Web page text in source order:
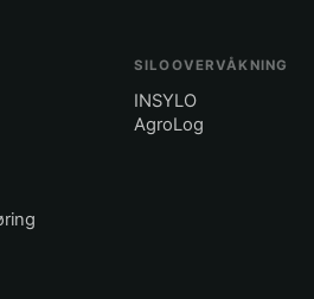
SILOOVERVÅKNING
INSYLO
AgroLog